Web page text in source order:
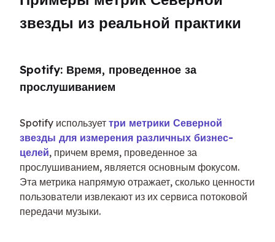
звезды из реальной практики
Spotify: Время, проведенное за
прослушиванием
Spotify использует три метрики Северной
звезды для измерения различных бизнес-
целей, причем время, проведенное за
прослушиванием, является основным фокусом.
Эта метрика напрямую отражает, сколько ценности
пользователи извлекают из их сервиса потоковой
передачи музыки.